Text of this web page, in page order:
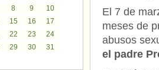
El 7 de
meses de
abusos
el padre
8 9
10
15 16
17
22 23
24
29 30 31